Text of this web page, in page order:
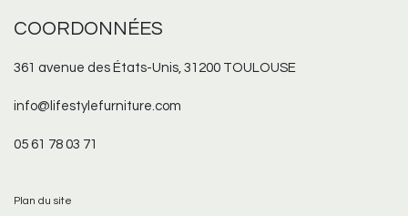
COORDONNÉES
361 avenue des États-Unis, 31200 TOULOUSE
info@lifestylefurniture.com
05 61 78 03 71
Plan du site